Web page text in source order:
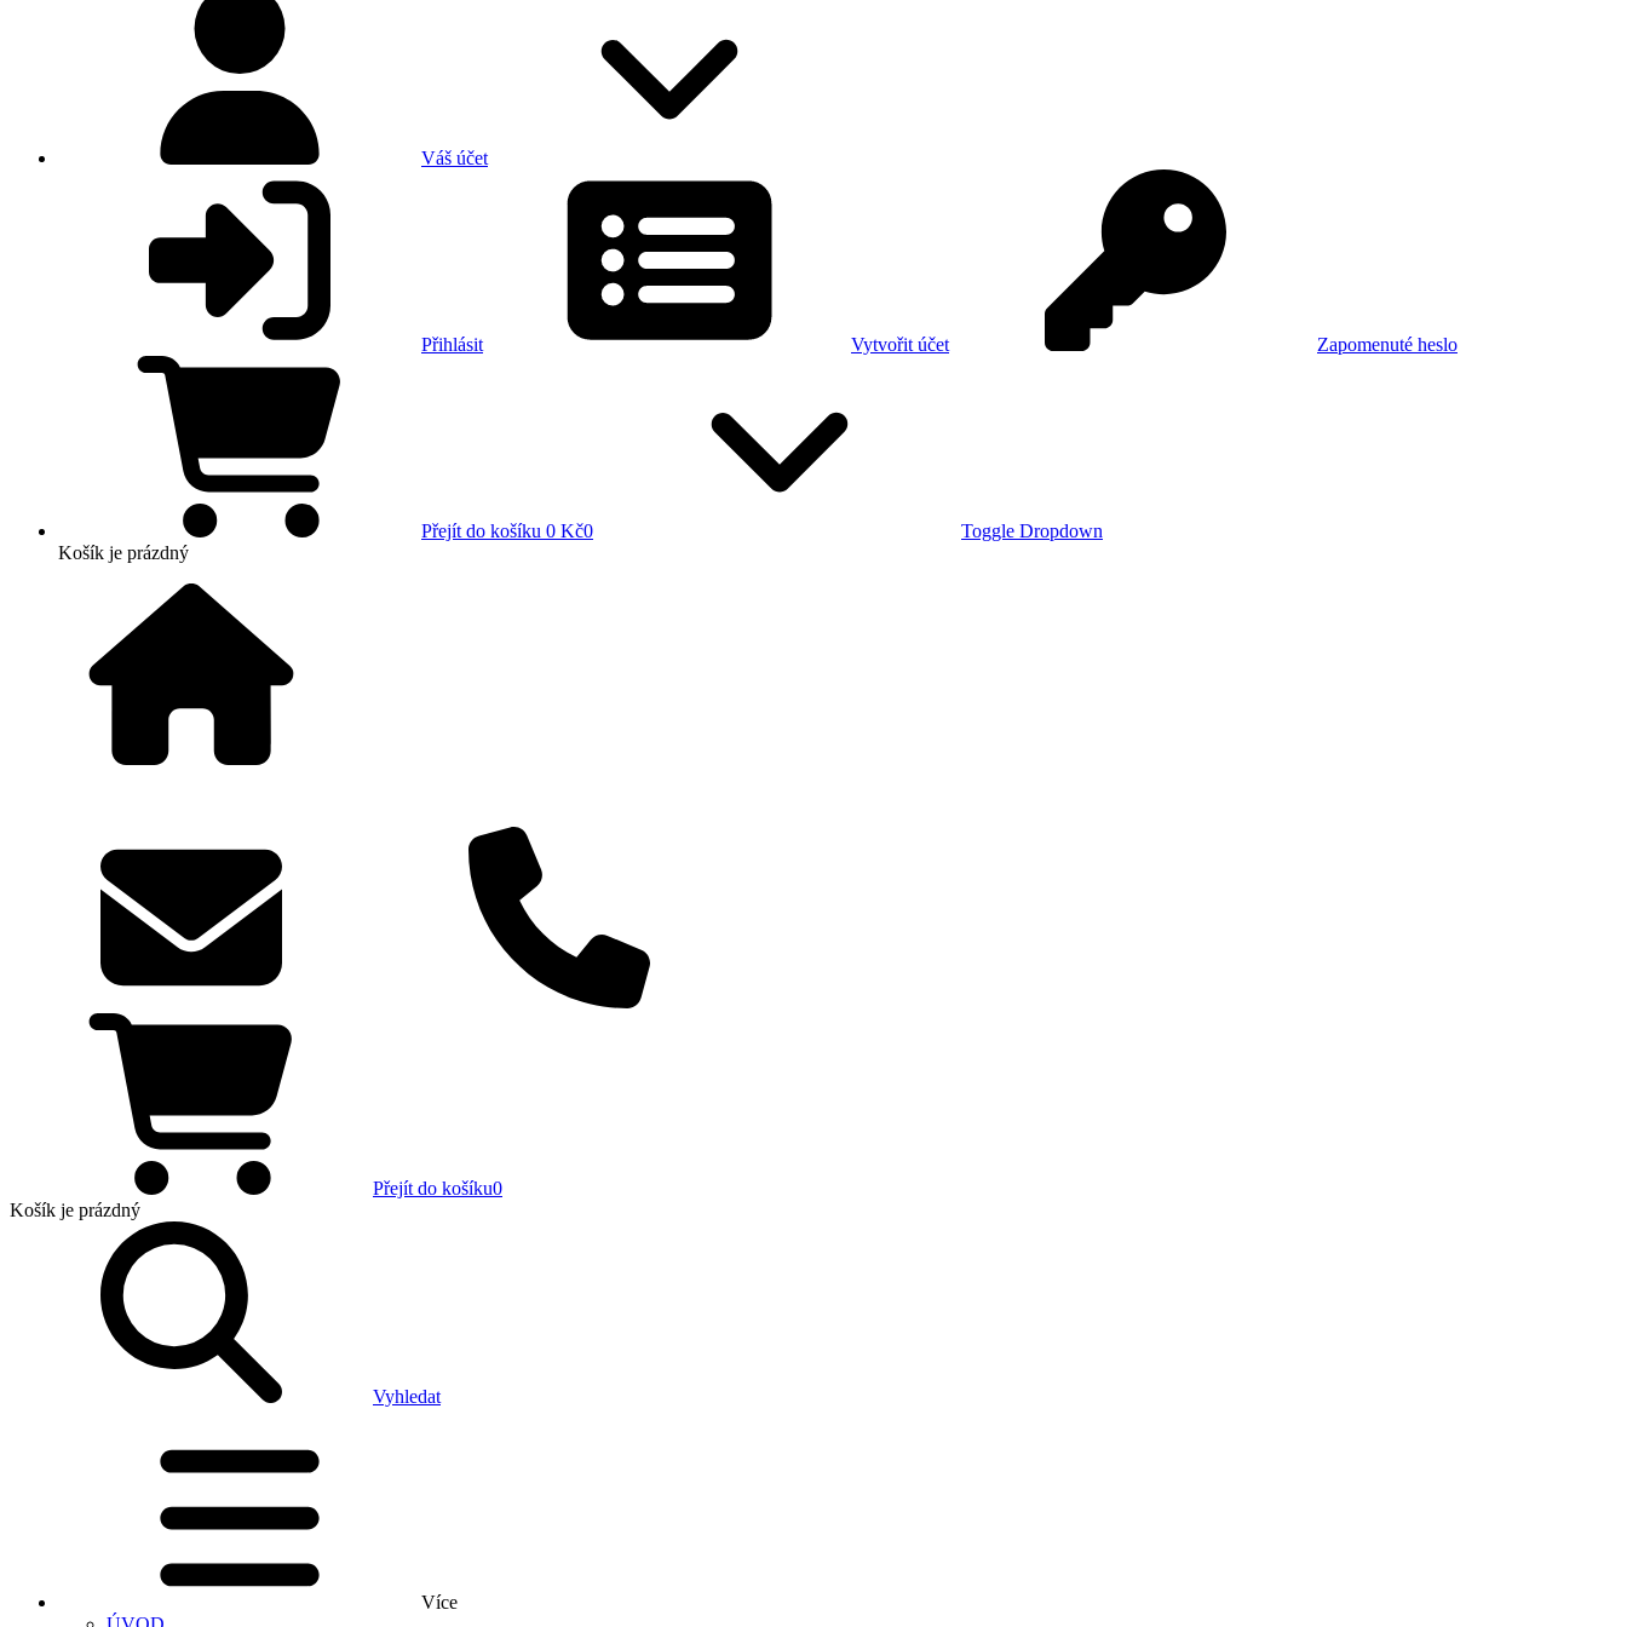
Váš účet
Přihlásit Vytvořit účet Zapomenuté heslo
Přejít do košíku 0 Kč0
Toggle Dropdown
Košík je prázdný
Přejít do košíku0
Košík je prázdný
Vyhledat
Více